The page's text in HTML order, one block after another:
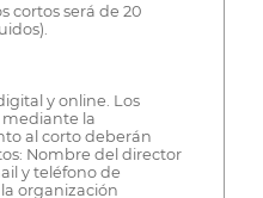
cortos será de 20
y online. Los
mediante la
al corto deberán
Nombre del director
y teléfono de
organización